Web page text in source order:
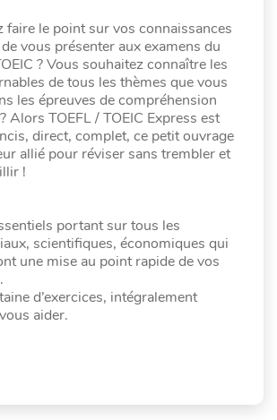
faire le point sur vos connaissances
vous présenter aux examens du
? Vous souhaitez connaître les
de tous les thèmes que vous
les épreuves de compréhension
Alors TOEFL / TOEIC Express est
direct, complet, ce petit ouvrage
allié pour réviser sans trembler et
!
portant sur tous les
scientifiques, économiques qui
une mise au point rapide de vos
d’exercices, intégralement
aider.